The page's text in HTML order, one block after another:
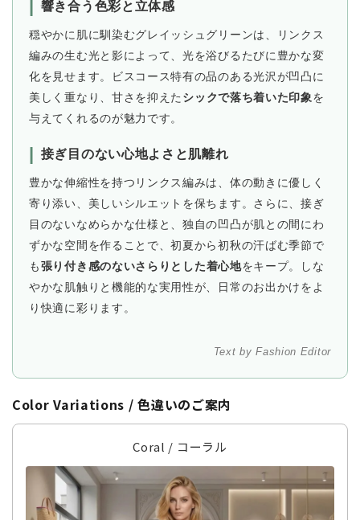
| 響き合う色彩と立体感
穏やかに肌に馴染むグレイッシュグリーンは、リンクス
編みの生む光と影によって、光を浴びるたびに豊かな変
化を見せます。ビスコース特有の品のある光沢が凹凸に
美しく重なり、甘さを抑えた シックで落ち着いた印象を
与えてくれるのが魅力です。
| 接ぎ目のない心地よさと肌離れ
豊かな伸縮性を持つリンクス編みは、体の動きに優しく
寄り添い、美しいシルエットを保ちます。さらに、接ぎ
目のないなめらかな仕様と、独自の凹凸が肌との間にわ
ずかな空間を作ることで、初夏から初秋の汗ばむ季節で
も張り付き感のないさらりとした着心地をキープ。しな
やかな肌触りと機能的な実用性が、日常のお出かけをよ
り快適に彩ります。
Text by Fashion Editor
Color Variations / 色違いのご案内
Coral / コーラル